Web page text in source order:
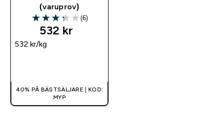
(varuprov)
3.33 out of 5 stars
(6)
532 kr‎
532 kr‎/kg
40% PÅ BÄSTSÄLJARE | KOD:
MYP